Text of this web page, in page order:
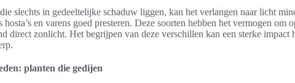
slechts in gedeeltelijke schaduw liggen, kan het verlangen naar licht
hosta’s en varens goed presteren. Deze soorten hebben het vermogen om
direct zonlicht. Het begrijpen van deze verschillen kan een sterke impact
planten die gedijen